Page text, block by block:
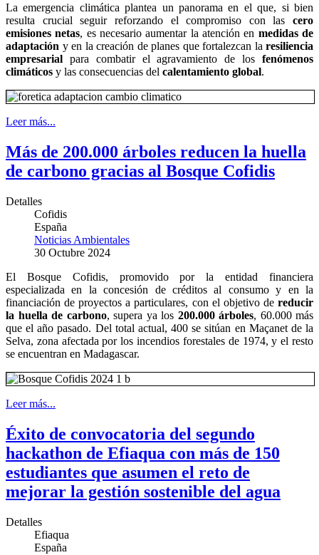
La emergencia climática plantea un panorama en el que, si bien
resulta crucial seguir reforzando el compromiso con las cero
emisiones netas, es necesario aumentar la atención en medidas de
adaptación y en la creación de planes que fortalezcan la resiliencia
empresarial para combatir el agravamiento de los fenómenos
climáticos y las consecuencias del calentamiento global.
Leer más...
Más de 200.000 árboles reducen la huella
de carbono gracias al Bosque Cofidis
Detalles
Cofidis
España
Noticias Ambientales
30 Octubre 2024
El Bosque Cofidis, promovido por la entidad financiera
especializada en la concesión de créditos al consumo y en la
financiación de proyectos a particulares, con el objetivo de reducir
la huella de carbono, supera ya los 200.000 árboles, 60.000 más
que el año pasado. Del total actual, 400 se sitúan en Maçanet de la
Selva, zona afectada por los incendios forestales de 1974, y el resto
se encuentran en Madagascar.
Leer más...
Éxito de convocatoria del segundo
hackathon de Efiaqua con más de 150
estudiantes que asumen el reto de
mejorar la gestión sostenible del agua
Detalles
Efiaqua
España